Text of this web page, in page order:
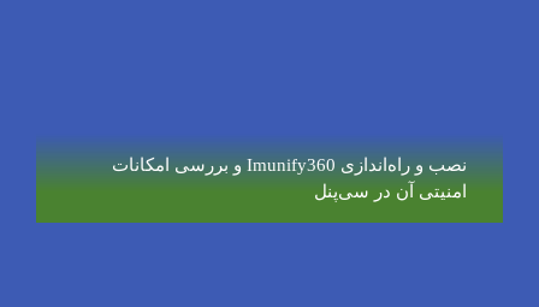
نصب و راه‌اندازی Imunify360 و بررسی امکانات
امنیتی آن در سی‌پنل